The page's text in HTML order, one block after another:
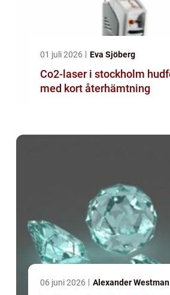
01 juli 2026 Eva Sjöberg
Co2-laser i stockholm hudföryngring
med kort återhämtning
06 juni 2026 Alexander Westman